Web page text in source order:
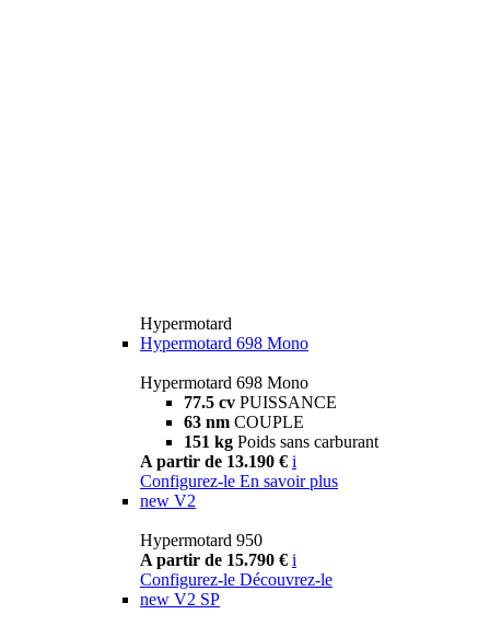
Hypermotard
Hypermotard 698 Mono
Hypermotard 698 Mono
77.5 cv PUISSANCE
63 nm COUPLE
151 kg Poids sans carburant
A partir de 13.190 € i
Configurez-le En savoir plus
new V2
Hypermotard 950
A partir de 15.790 € i
Configurez-le Découvrez-le
new V2 SP